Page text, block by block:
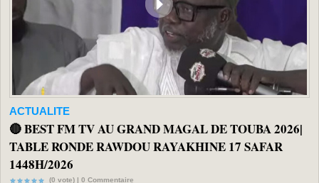
ACTUALITE
🔴 BEST FM TV AU GRAND MAGAL DE TOUBA 2026|
TABLE RONDE RAWDOU RAYAKHINE 17 SAFAR
1448H/2026
(0 vote) | 0 Commentaire